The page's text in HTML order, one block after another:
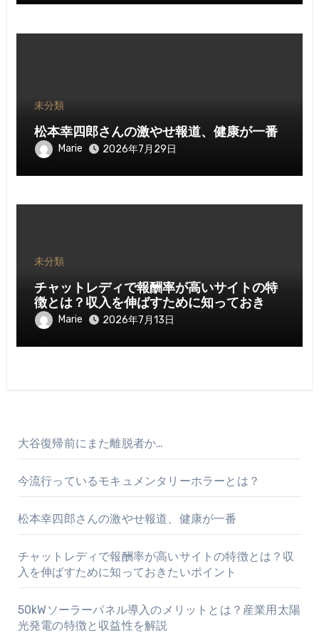
未分類
松本幸四郎さんの激やせ報道、健康が一番
Marie 2026年7月29日
未分類
チャットレディで報酬率が高いサイトの特
徴とは？収入を伸ばすために知っておきた
いポイント
Marie 2026年7月13日
大谷復帰前にまた離脱者か…
今流行っているモキュメンタリーホラーとは？
松本幸四郎さんの激やせ報道、健康が一番
チャットレディで報酬率が高いサイトの特徴とは？収
入を伸ばすために知っておきたいポイント
50kWソーラーパネル導入のメリットとは？産業用太陽
光発電の特徴と収益性を解説